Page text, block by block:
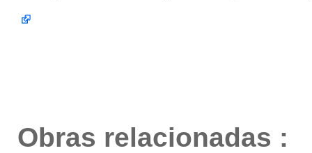
Obras relacionadas :